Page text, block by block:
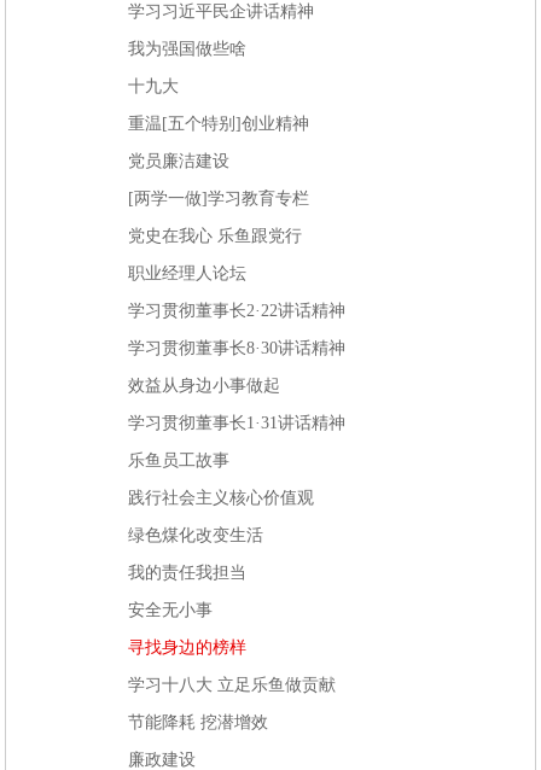
学习习近平民企讲话精神
我为强国做些啥
十九大
重温[五个特别]创业精神
党员廉洁建设
[两学一做]学习教育专栏
党史在我心 乐鱼跟党行
职业经理人论坛
学习贯彻董事长2·22讲话精神
学习贯彻董事长8·30讲话精神
效益从身边小事做起
学习贯彻董事长1·31讲话精神
乐鱼员工故事
践行社会主义核心价值观
绿色煤化改变生活
我的责任我担当
安全无小事
寻找身边的榜样
学习十八大 立足乐鱼做贡献
节能降耗 挖潜增效
廉政建设